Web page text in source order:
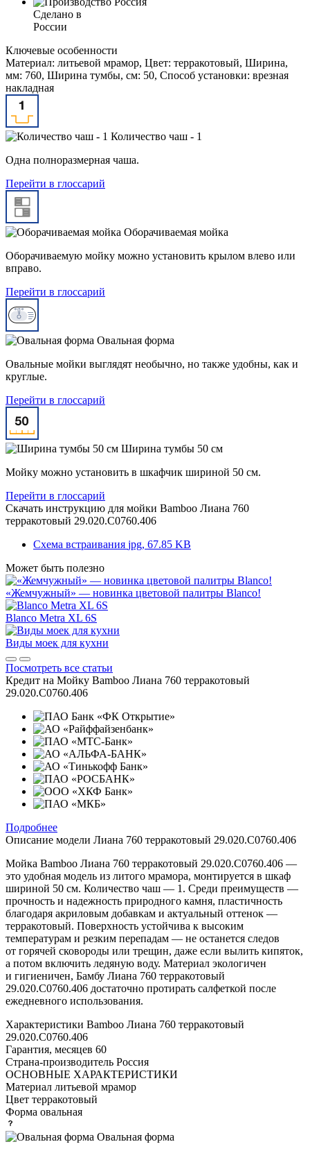
Сделано в
России
Ключевые особенности
Материал: литьевой мрамор, Цвет: терракотовый, Ширина,
мм: 760, Ширина тумбы, см: 50, Способ установки: врезная
накладная
Количество чаш - 1
Одна полноразмерная чаша.
Перейти в глоссарий
Оборачиваемая мойка
Оборачиваемую мойку можно установить крылом влево или
вправо.
Перейти в глоссарий
Овальная форма
Овальные мойки выглядят необычно, но также удобны, как и
круглые.
Перейти в глоссарий
Ширина тумбы 50 см
Мойку можно установить в шкафчик шириной 50 см.
Перейти в глоссарий
Скачать инструкцию для мойки Bamboo Лиана 760
терракотовый 29.020.C0760.406
Схема встраивания jpg, 67.85 KB
Может быть полезно
«Жемчужный» — новинка цветовой палитры Blanco!
Blanco Metra XL 6S
Виды моек для кухни
Посмотреть все статьи
Кредит на Мойку Bamboo Лиана 760 терракотовый
29.020.C0760.406
Подробнее
Описание модели Лиана 760 терракотовый 29.020.C0760.406
Мойка Bamboo Лиана 760 терракотовый 29.020.C0760.406 —
это удобная модель из литого мрамора, монтируется в шкаф
шириной 50 см. Количество чаш — 1. Среди преимуществ —
прочность и надежность природного камня, пластичность
благодаря акриловым добавкам и актуальный оттенок —
терракотовый. Поверхность устойчива к высоким
температурам и резким перепадам — не останется следов
от горячей сковороды или трещин, даже если вылить кипяток,
а потом включить ледяную воду. Материал экологичен
и гигиеничен, Бамбу Лиана 760 терракотовый
29.020.C0760.406 достаточно протирать салфеткой после
ежедневного использования.
Характеристики Bamboo Лиана 760 терракотовый
29.020.C0760.406
Гарантия, месяцев 60
Страна-производитель Россия
ОСНОВНЫЕ ХАРАКТЕРИСТИКИ
Материал литьевой мрамор
Цвет терракотовый
Форма овальная
Овальная форма